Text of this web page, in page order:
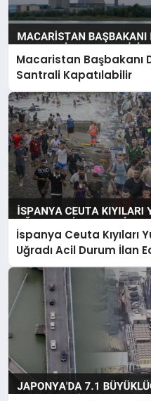
Macaristan Başbakanı
Santrali Kapatılabilir
İspanya Ceuta Kıyıları
Uğradı Acil Durum İlan